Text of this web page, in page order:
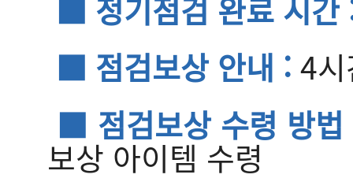
■ 정기점검 완료 시간
■ 점검보상 안내 : 4
■ 점검보상 수령 방
보상 아이템 수령